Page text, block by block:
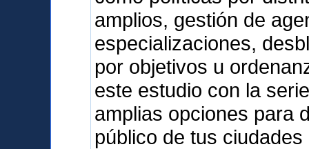
amplios, gestión de
especializaciones,
por objetivos u
este estudio con la
amplias opciones para
público de tus ciudades